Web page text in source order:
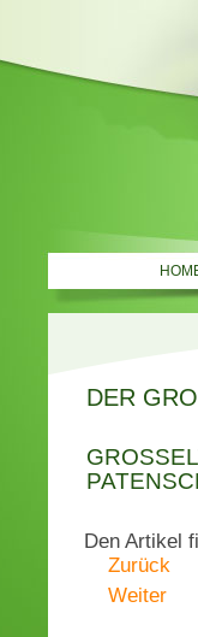
DER
Den Artikel
Zurück
Weiter